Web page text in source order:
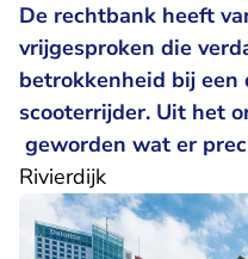
De rechtbank heeft
vrijgesproken die
betrokkenheid bij een
scooterrijder. Uit het
geworden wat er
Rivierdijk